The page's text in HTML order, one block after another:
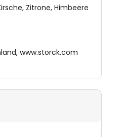
Zitrone, Himbeere
www.storck.com